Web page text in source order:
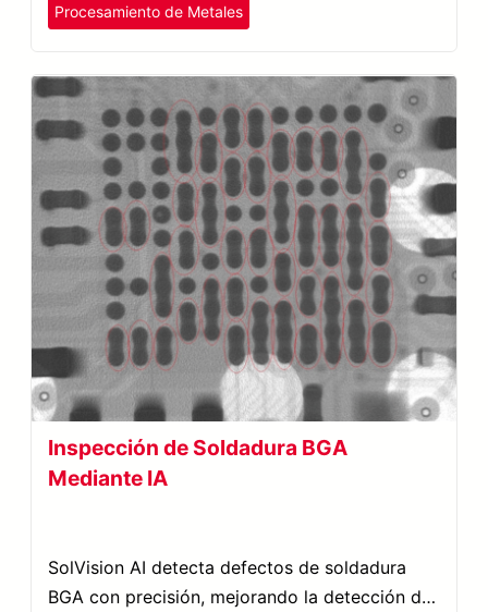
Procesamiento de Metales
Inspección de Soldadura BGA
Mediante IA
SolVision AI detecta defectos de soldadura
BGA con precisión, mejorando la detección de